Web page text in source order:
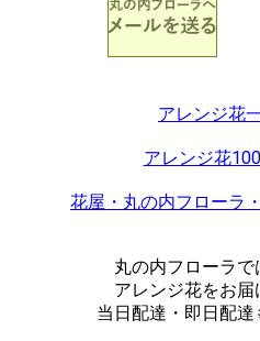
アレンジ花
アレンジ花
花屋・丸の内フローラ
丸の内フローラ
アレンジ花をお届
当日配達・即日配